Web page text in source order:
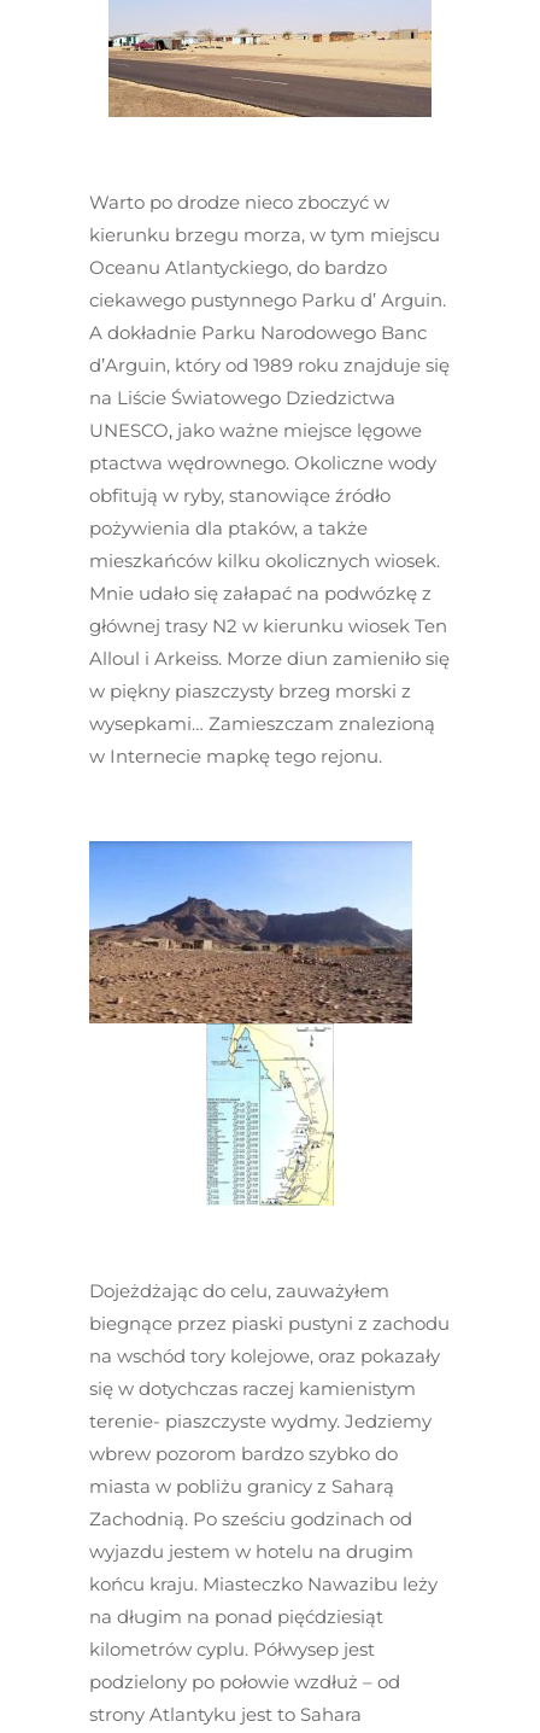
Warto po drodze nieco zboczyć w
kierunku brzegu morza, w tym miejscu
Oceanu Atlantyckiego, do bardzo
ciekawego pustynnego Parku d’ Arguin.
A dokładnie Parku Narodowego Banc
d’Arguin, który od 1989 roku znajduje się
na Liście Światowego Dziedzictwa
UNESCO, jako ważne miejsce lęgowe
ptactwa wędrownego. Okoliczne wody
obfitują w ryby, stanowiące źródło
pożywienia dla ptaków, a także
mieszkańców kilku okolicznych wiosek.
Mnie udało się załapać na podwózkę z
głównej trasy N2 w kierunku wiosek Ten
Alloul i Arkeiss. Morze diun zamieniło się
w piękny piaszczysty brzeg morski z
wysepkami… Zamieszczam znalezioną
w Internecie mapkę tego rejonu.
Dojeżdżając do celu, zauważyłem
biegnące przez piaski pustyni z zachodu
na wschód tory kolejowe, oraz pokazały
się w dotychczas raczej kamienistym
terenie- piaszczyste wydmy. Jedziemy
wbrew pozorom bardzo szybko do
miasta w pobliżu granicy z Saharą
Zachodnią. Po sześciu godzinach od
wyjazdu jestem w hotelu na drugim
końcu kraju. Miasteczko Nawazibu leży
na długim na ponad pięćdziesiąt
kilometrów cyplu. Półwysep jest
podzielony po połowie wzdłuż – od
strony Atlantyku jest to Sahara